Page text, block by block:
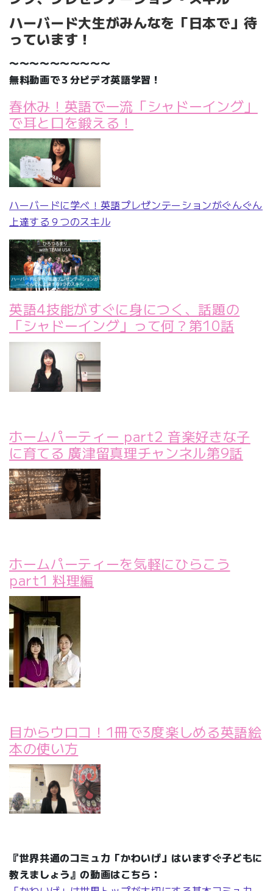
ハーバード大生がみんなを「日本で」待
っています！
〜〜〜〜〜〜〜〜〜〜
無料動画で３分ビデオ英語学習！
春休み！英語で一流「シャドーイング」
で耳と口を鍛える！
ハーバードに学べ！英語プレゼンテーションがぐんぐん
上達する９つのスキル
英語4技能がすぐに身につく、話題の
「シャドーイング」って何？第10話
ホームパーティー part2 音楽好きな子
に育てる 廣津留真理チャンネル第9話
ホームパーティーを気軽にひらこう
part1 料理編
目からウロコ！1冊で3度楽しめる英語絵
本の使い方
『世界共通のコミュ力「かわいげ」はいますぐ子どもに
教えましょう』の動画はこちら：